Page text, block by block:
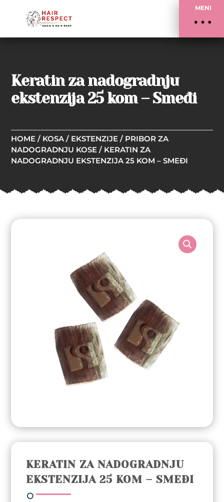
MENI
Keratin za nadogradnju
ekstenzija 25 kom – Smeđi
HOME / KOSA / EKSTENZIJE / PRIBOR ZA
NADOGRADNJU KOSE / KERATIN ZA
NADOGRADNJU EKSTENZIJA 25 KOM – SMEĐI
KERATIN ZA NADOGRADNJU
EKSTENZIJA 25 KOM – SMEĐI